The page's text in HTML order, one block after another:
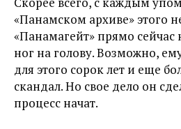
«Панамском архиве» этого
«Панамагейт» прямо сейчас
ног на голову. Возможно,
для этого сорок лет и еще
скандал. Но свое дело он
процесс начат.